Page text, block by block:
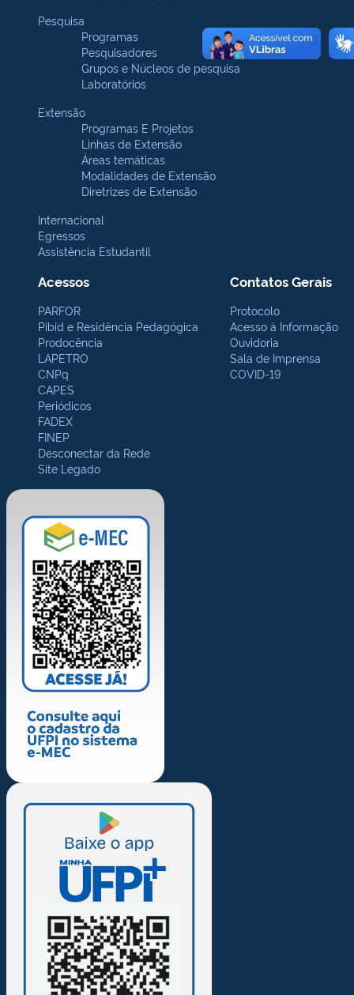
Pesquisa
Programas
Pesquisadores
Grupos e Núcleos de pesquisa
Laboratórios
Extensão
Programas E Projetos
Linhas de Extensão
Áreas temáticas
Modalidades de Extensão
Diretrizes de Extensão
Internacional
Egressos
Assistência Estudantil
Acessos
PARFOR
Pibid e Residência Pedagógica
Prodocência
LAPETRO
CNPq
CAPES
Periódicos
FADEX
FINEP
Desconectar da Rede
Site Legado
Contatos Gerais
Protocolo
Acesso à Informação
Ouvidoria
Sala de Imprensa
COVID-19